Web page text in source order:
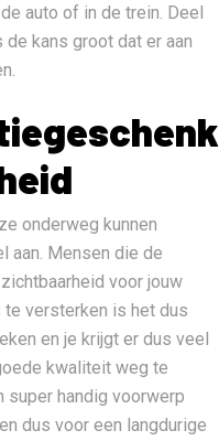
auto of in de trein. Deel
kans groot dat er aan
onderweg kunnen
aan. Mensen die de
voor jouw
te versterken is het dus
en je krijgt er dus veel
kwaliteit weg te
super handig voorwerp
dus voor een langdurige